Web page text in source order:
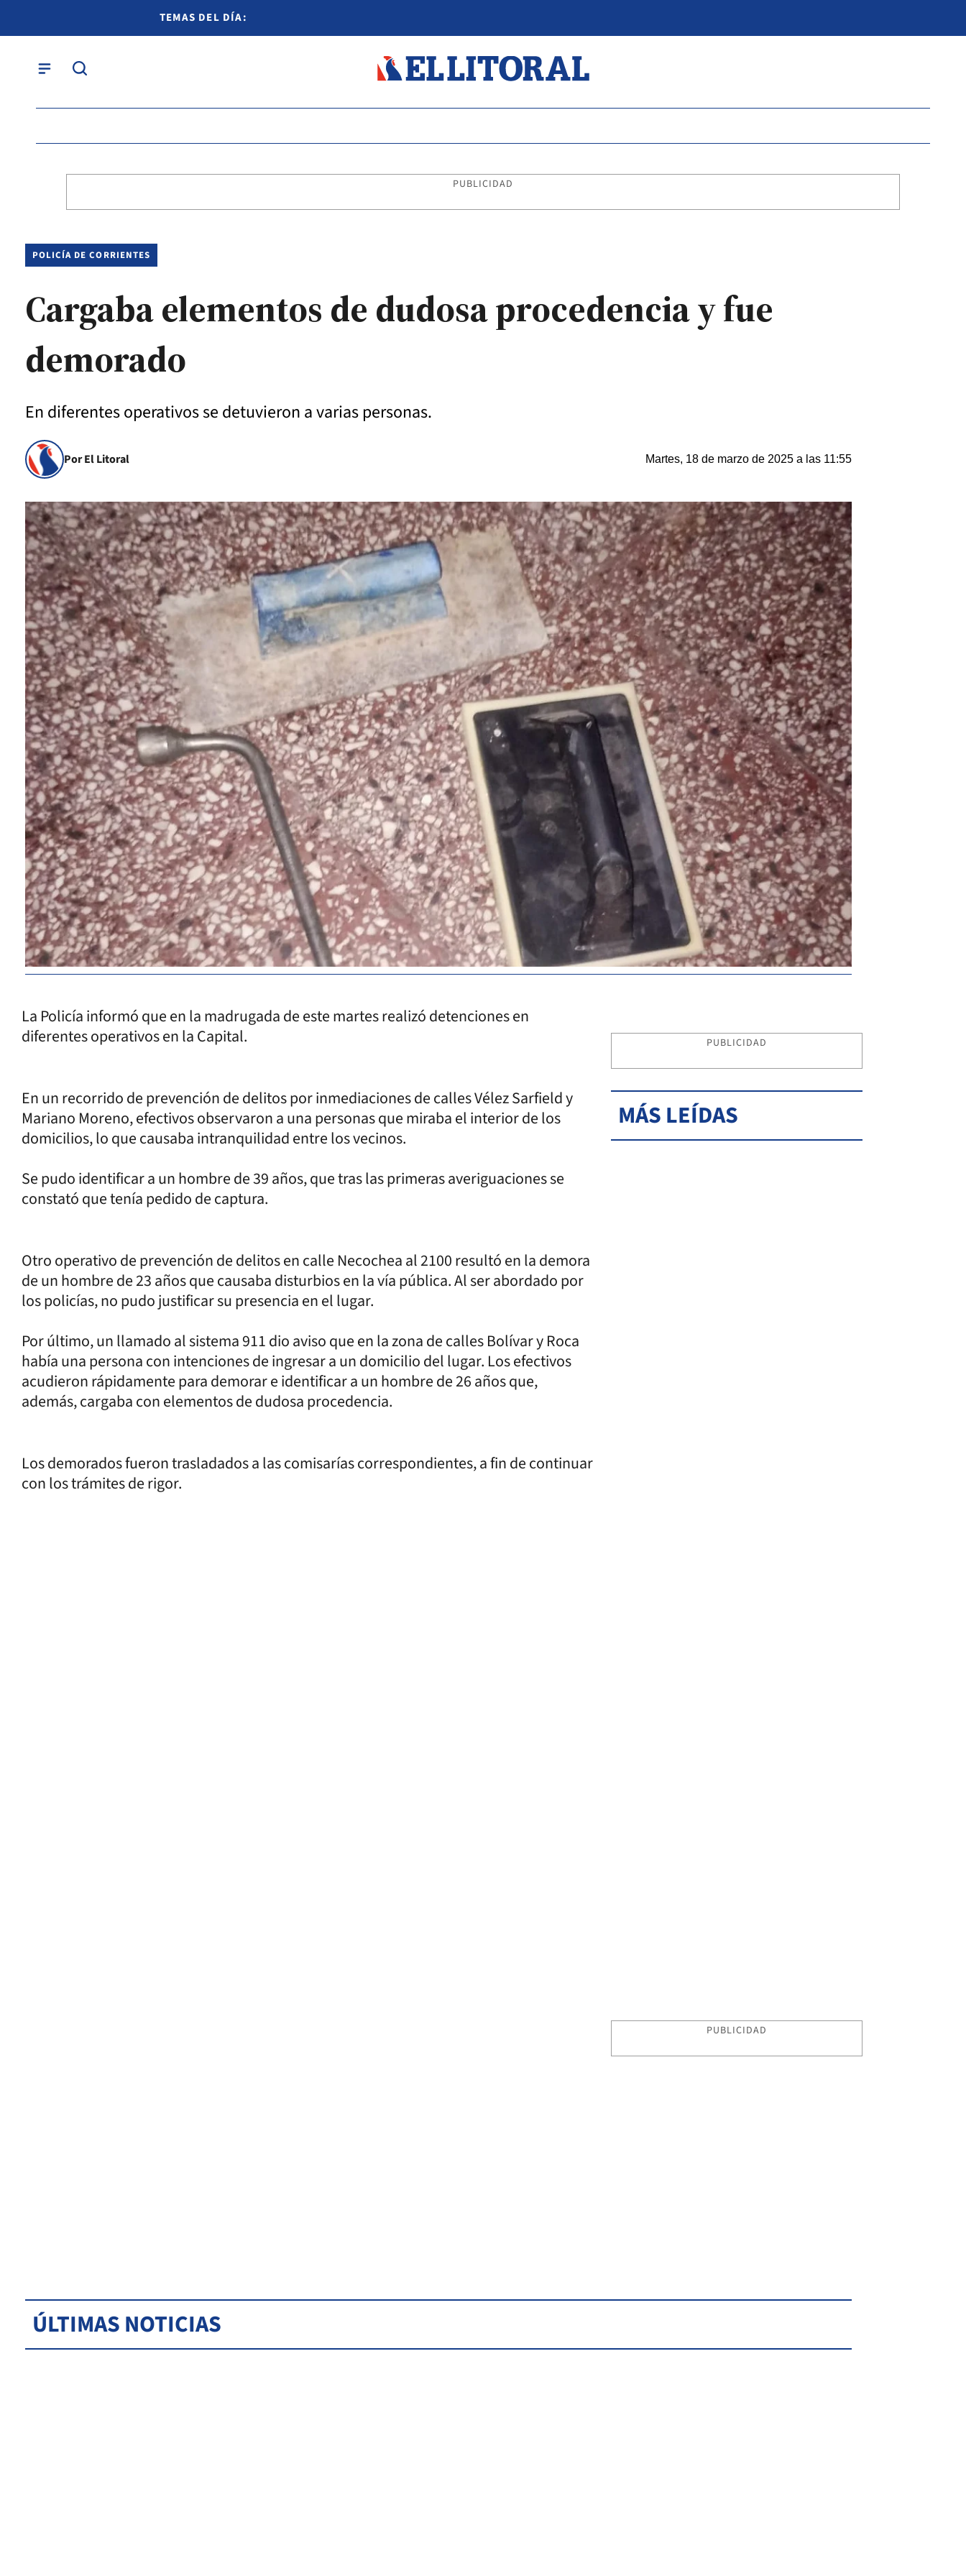
TEMAS DEL DÍA:
PUBLICIDAD
POLICÍA DE CORRIENTES
Cargaba elementos de dudosa procedencia y fue
demorado
En diferentes operativos se detuvieron a varias personas.
Por El Litoral Martes, 18 de marzo de 2025 a las 11:55
La Policía informó que en la madrugada de este martes realizó detenciones en
diferentes operativos en la Capital.
En un recorrido de prevención de delitos por inmediaciones de calles Vélez Sarfield y
Mariano Moreno, efectivos observaron a una personas que miraba el interior de los
domicilios, lo que causaba intranquilidad entre los vecinos.
Se pudo identificar a un hombre de 39 años, que tras las primeras averiguaciones se
constató que tenía pedido de captura.
Otro operativo de prevención de delitos en calle Necochea al 2100 resultó en la demora
de un hombre de 23 años que causaba disturbios en la vía pública. Al ser abordado por
los policías, no pudo justificar su presencia en el lugar.
Por último, un llamado al sistema 911 dio aviso que en la zona de calles Bolívar y Roca
había una persona con intenciones de ingresar a un domicilio del lugar. Los efectivos
acudieron rápidamente para demorar e identificar a un hombre de 26 años que,
además, cargaba con elementos de dudosa procedencia.
Los demorados fueron trasladados a las comisarías correspondientes, a fin de continuar
con los trámites de rigor.
PUBLICIDAD
MÁS LEÍDAS
PUBLICIDAD
ÚLTIMAS NOTICIAS